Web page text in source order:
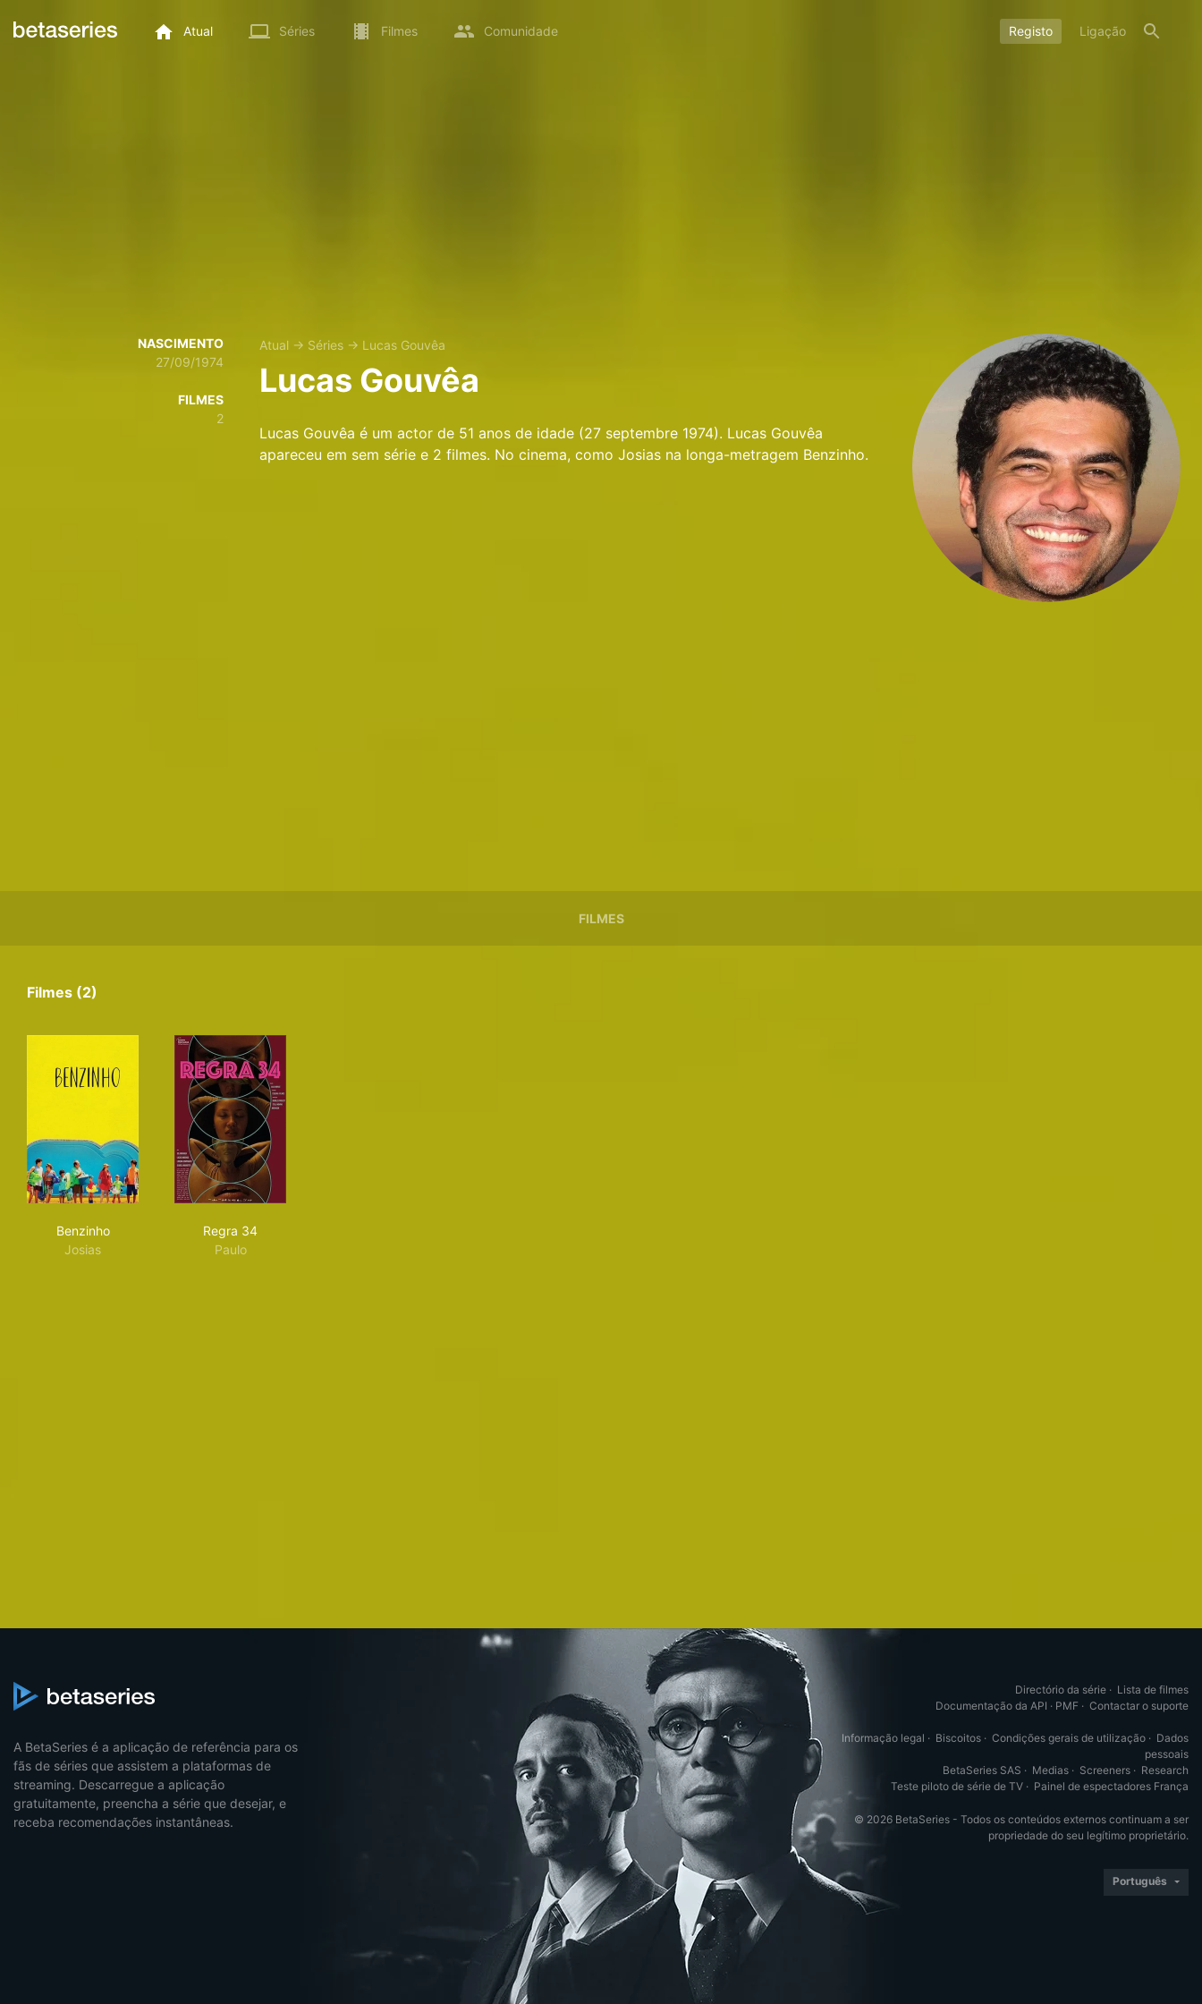
Atual Séries Filmes Comunidade Registo Ligação
NASCIMENTO
27/09/1974
FILMES
2
Atual → Séries → Lucas Gouvêa
Lucas Gouvêa
Lucas Gouvêa é um actor de 51 anos de idade (27 septembre 1974). Lucas Gouvêa
apareceu em sem série e 2 filmes. No cinema, como Josias na longa-metragem Benzinho.
FILMES
Filmes (2)
Benzinho
Josias
Regra 34
Paulo
A BetaSeries é a aplicação de referência para os
fãs de séries que assistem a plataformas de
streaming. Descarregue a aplicação
gratuitamente, preencha a série que desejar, e
receba recomendações instantâneas.
Directório da série · Lista de filmes
Documentação da API · PMF · Contactar o suporte
Informação legal · Biscoitos · Condições gerais de utilização · Dados
pessoais
BetaSeries SAS · Medias · Screeners · Research
Teste piloto de série de TV · Painel de espectadores França
© 2026 BetaSeries - Todos os conteúdos externos continuam a ser
propriedade do seu legítimo proprietário.
Português